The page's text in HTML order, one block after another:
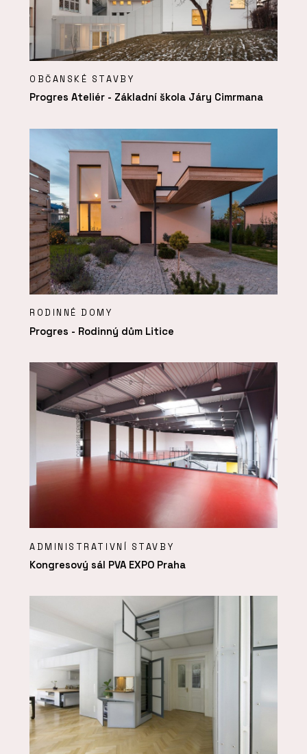
OBČANSKÉ STAVBY
Progres Ateliér - Základní škola Járy Cimrmana
RODINNÉ DOMY
Progres - Rodinný dům Litice
ADMINISTRATIVNÍ STAVBY
Kongresový sál PVA EXPO Praha